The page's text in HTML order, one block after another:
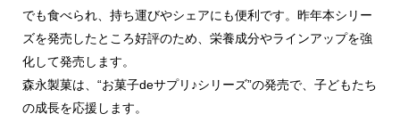
でも食べられ、持ち運びやシェアにも便利です。昨年本シリー
ズを発売したところ好評のため、栄養成分やラインアップを強
化して発売します。
森永製菓は、“お菓子deサプリ♪シリーズ”の発売で、子どもたち
の成長を応援します。